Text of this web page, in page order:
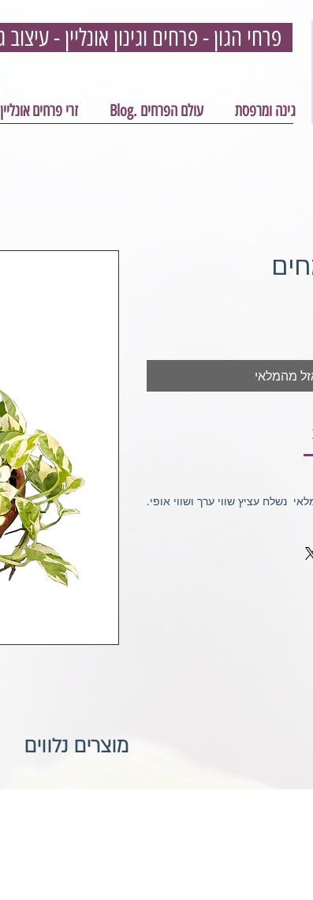
גינה ומרפסת עולם הפרחים .Blog זרי פרחים אונליין
מהמלאי
נשלח עציץ שווי ערך ושווי אופי.
מוצרים נלווים